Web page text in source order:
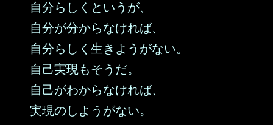
自分らしくというが、
自分が分からなければ、
自分らしく生きようがない。
自己実現もそうだ。
自己がわからなければ、
実現のしようがない。